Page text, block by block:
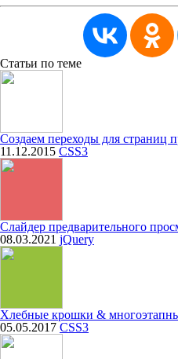
Статьи по теме
Создаем переходы для страниц
11.12.2015 CSS3
Слайдер предварительного
08.03.2021 jQuery
Хлебные крошки &
05.05.2017 CSS3